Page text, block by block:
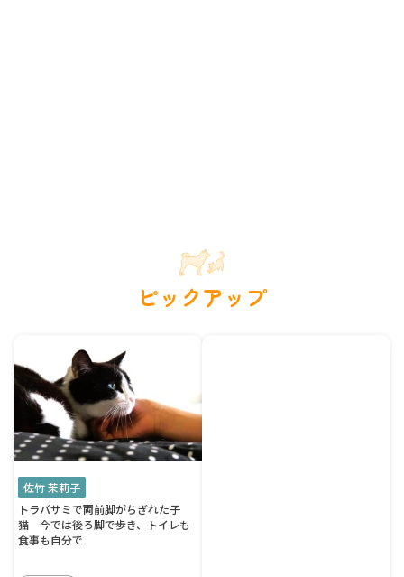
ピックアップ
佐竹 茉莉子
トラバサミで両前脚がちぎれた子
猫 今では後ろ脚で歩き、トイレも
食事も自分で